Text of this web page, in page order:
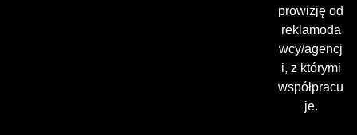
prowizję od
reklamoda
wcy/agencj
i, z którymi
współpracu
je.